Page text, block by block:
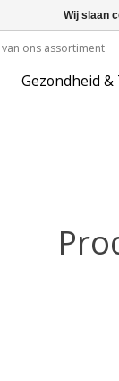
ons assortiment
Gezondheid &
Wij slaan